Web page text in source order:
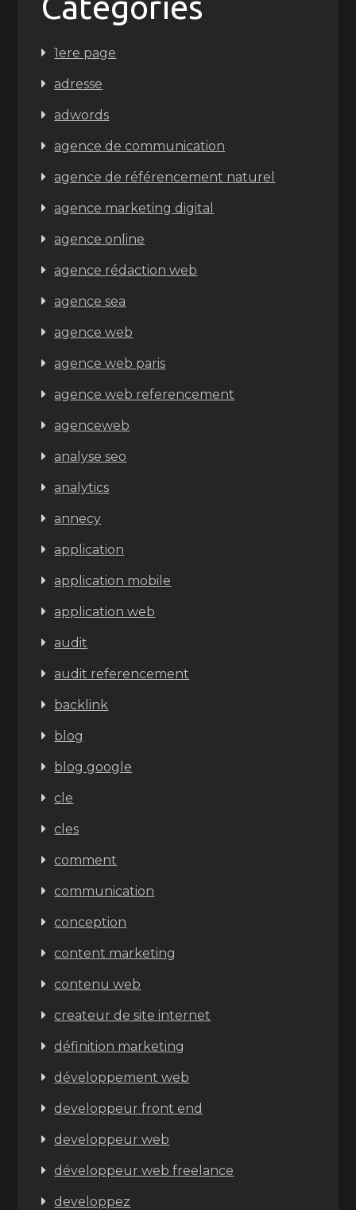
1ere page
adresse
adwords
agence de communication
agence de référencement naturel
agence marketing digital
agence online
agence rédaction web
agence sea
agence web
agence web paris
agence web referencement
agenceweb
analyse seo
analytics
annecy
application
application mobile
application web
audit
audit referencement
backlink
blog
blog google
cle
cles
comment
communication
conception
content marketing
contenu web
createur de site internet
définition marketing
développement web
developpeur front end
developpeur web
développeur web freelance
developpez